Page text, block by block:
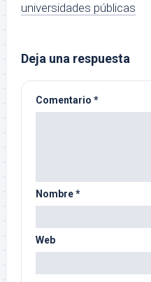
universidades públicas
Deja una respuesta
Comentario *
Nombre*
Web